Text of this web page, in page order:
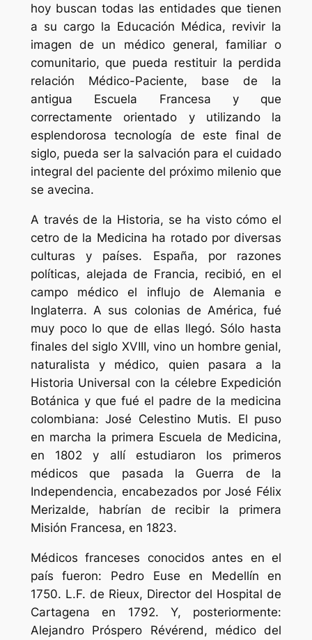
hoy buscan todas las entidades que tienen
a su cargo la Educación Médica, revivir la
imagen de un médico general, familiar o
comunitario, que pueda restituir la perdida
relación Médico-Paciente, base de la
antigua Escuela Francesa y que
correctamente orientado y utilizando la
esplendorosa tecnología de este final de
siglo, pueda ser la salvación para el cuidado
integral del paciente del próximo milenio que
se avecina.
A través de la Historia, se ha visto cómo el
cetro de la Medicina ha rotado por diversas
culturas y países. España, por razones
políticas, alejada de Francia, recibió, en el
campo médico el influjo de Alemania e
Inglaterra. A sus colonias de América, fué
muy poco lo que de ellas llegó. Sólo hasta
finales del siglo XVIII, vino un hombre genial,
naturalista y médico, quien pasara a la
Historia Universal con la célebre Expedición
Botánica y que fué el padre de la medicina
colombiana: José Celestino Mutis. El puso
en marcha la primera Escuela de Medicina,
en 1802 y allí estudiaron los primeros
médicos que pasada la Guerra de la
Independencia, encabezados por José Félix
Merizalde, habrían de recibir la primera
Misión Francesa, en 1823.
Médicos franceses conocidos antes en el
país fueron: Pedro Euse en Medellín en
1750. L.F. de Rieux, Director del Hospital de
Cartagena en 1792. Y, posteriormente:
Alejandro Próspero Révérend, médico del